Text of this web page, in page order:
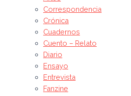
Correspondencia
Crónica
Cuadernos
Cuento – Relato
Diario
Ensayo
Entrevista
Fanzine